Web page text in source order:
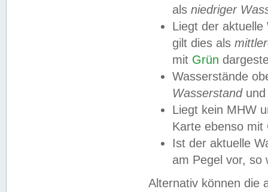
als niedriger
Liegt der
gilt dies als
mit Grün
Wasserstände
Wasserstandund
Liegt kein MHW
Karte ebenso mit
Ist der aktuelle
am Pegel vor,
Alternativ können die